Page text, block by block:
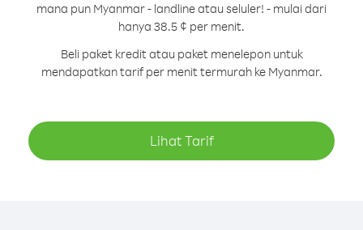
mana pun Myanmar - landline atau seluler! - mulai dari
hanya 38.5 ¢ per menit.
Beli paket kredit atau paket menelepon untuk
mendapatkan tarif per menit termurah ke Myanmar.
Lihat Tarif